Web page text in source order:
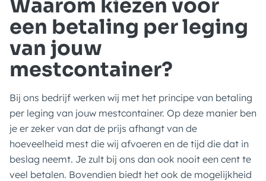
Waarom kiezen voor
een betaling per leging
van jouw
mestcontainer?
Bij ons bedrijf werken wij met het principe van betaling
per leging van jouw mestcontainer. Op deze manier ben
je er zeker van dat de prijs afhangt van de
hoeveelheid mest die wij afvoeren en de tijd die dat in
beslag neemt. Je zult bij ons dan ook nooit een cent te
veel betalen. Bovendien biedt het ook de mogelijkheid